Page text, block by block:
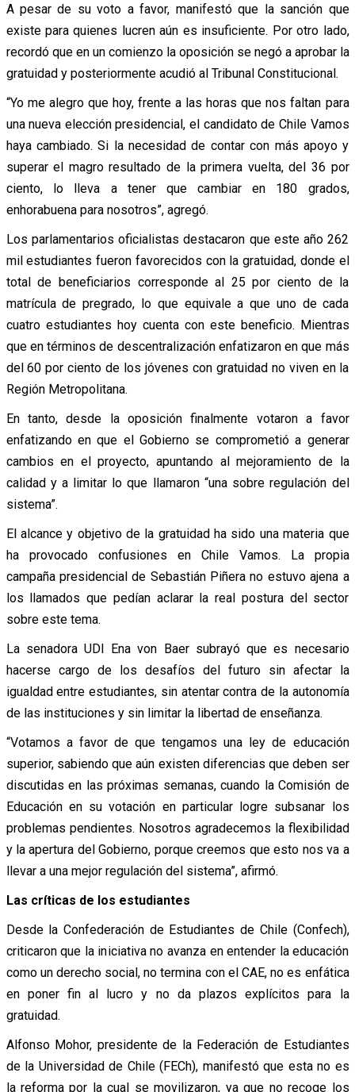
A pesar de su voto a favor, manifestó que la sanción que
existe para quienes lucren aún es insuficiente. Por otro lado,
recordó que en un comienzo la oposición se negó a aprobar la
gratuidad y posteriormente acudió al Tribunal Constitucional.
“Yo me alegro que hoy, frente a las horas que nos faltan para
una nueva elección presidencial, el candidato de Chile Vamos
haya cambiado. Si la necesidad de contar con más apoyo y
superar el magro resultado de la primera vuelta, del 36 por
ciento, lo lleva a tener que cambiar en 180 grados,
enhorabuena para nosotros”, agregó.
Los parlamentarios oficialistas destacaron que este año 262
mil estudiantes fueron favorecidos con la gratuidad, donde el
total de beneficiarios corresponde al 25 por ciento de la
matrícula de pregrado, lo que equivale a que uno de cada
cuatro estudiantes hoy cuenta con este beneficio. Mientras
que en términos de descentralización enfatizaron en que más
del 60 por ciento de los jóvenes con gratuidad no viven en la
Región Metropolitana.
En tanto, desde la oposición finalmente votaron a favor
enfatizando en que el Gobierno se comprometió a generar
cambios en el proyecto, apuntando al mejoramiento de la
calidad y a limitar lo que llamaron “una sobre regulación del
sistema”.
El alcance y objetivo de la gratuidad ha sido una materia que
ha provocado confusiones en Chile Vamos. La propia
campaña presidencial de Sebastián Piñera no estuvo ajena a
los llamados que pedían aclarar la real postura del sector
sobre este tema.
La senadora UDI Ena von Baer subrayó que es necesario
hacerse cargo de los desafíos del futuro sin afectar la
igualdad entre estudiantes, sin atentar contra de la autonomía
de las instituciones y sin limitar la libertad de enseñanza.
“Votamos a favor de que tengamos una ley de educación
superior, sabiendo que aún existen diferencias que deben ser
discutidas en las próximas semanas, cuando la Comisión de
Educación en su votación en particular logre subsanar los
problemas pendientes. Nosotros agradecemos la flexibilidad
y la apertura del Gobierno, porque creemos que esto nos va a
llevar a una mejor regulación del sistema”, afirmó.
Las críticas de los estudiantes
Desde la Confederación de Estudiantes de Chile (Confech),
criticaron que la iniciativa no avanza en entender la educación
como un derecho social, no termina con el CAE, no es enfática
en poner fin al lucro y no da plazos explícitos para la
gratuidad.
Alfonso Mohor, presidente de la Federación de Estudiantes
de la Universidad de Chile (FECh), manifestó que esta no es
la reforma por la cual se movilizaron, ya que no recoge los